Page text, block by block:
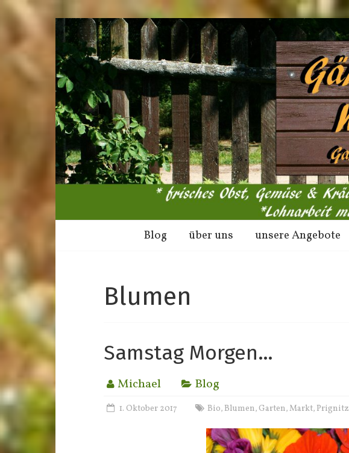
Blog über uns unsere Angebote
Blumen
Samstag Morgen…
Michael Blog
1. Oktober 2017 Bio, Blumen, Garten,Markt, Prignitz